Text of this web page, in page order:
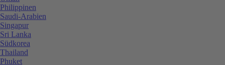
Philippinen
Saudi-Arabien
Singapur
Sri Lanka
Südkorea
Thailand
Phuket